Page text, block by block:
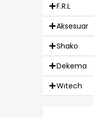
F.R.L
Aksesuar
Shako
Dekema
Wıtech